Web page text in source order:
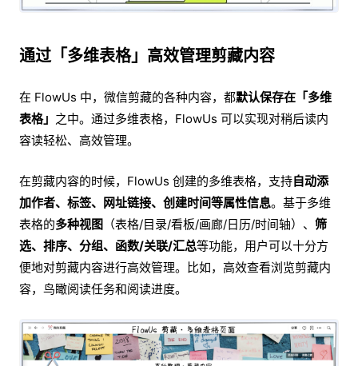
通过「多维表格」高效管理剪藏内容
在 FlowUs 中，微信剪藏的各种内容，都默认保存在「多维
表格」 之中。通过多维表格，FlowUs 可以实现对稍后读内
容读轻松、高效管理。
在剪藏内容的时候，FlowUs 创建的多维表格，支持自动添
加作者、标签、网址链接、创建时间等属性信息。基于多维
表格的多种视图 （表格/目录/看板/画廊/日历/时间轴）、 筛
选、排序、分组、函数/关联/汇总等功能，用户可以十分方
便地对剪藏内容进行高效管理。比如，高效查看浏览剪藏内
容，鸟瞰阅读任务和阅读进度。